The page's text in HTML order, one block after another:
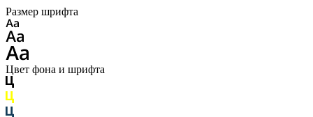
Размер шрифта
Цвет фона и шрифта